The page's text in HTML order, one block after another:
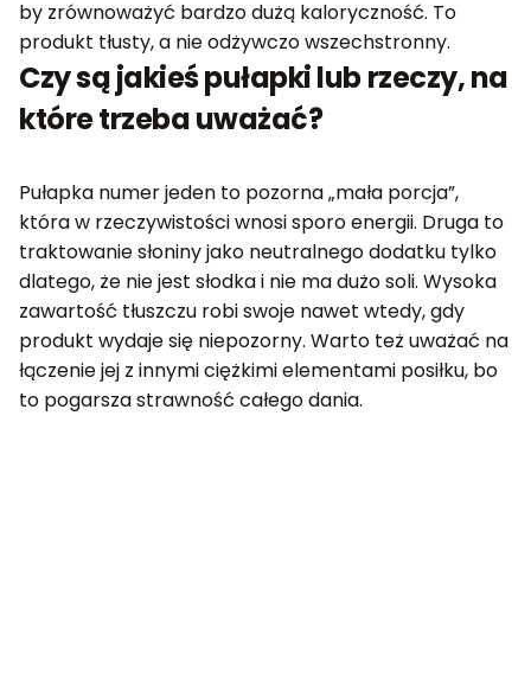
by zrównoważyć bardzo dużą kaloryczność. To
produkt tłusty, a nie odżywczo wszechstronny.
Czy są jakieś pułapki lub rzeczy, na
które trzeba uważać?
Pułapka numer jeden to pozorna „mała porcja”,
która w rzeczywistości wnosi sporo energii. Druga to
traktowanie słoniny jako neutralnego dodatku tylko
dlatego, że nie jest słodka i nie ma dużo soli. Wysoka
zawartość tłuszczu robi swoje nawet wtedy, gdy
produkt wydaje się niepozorny. Warto też uważać na
łączenie jej z innymi ciężkimi elementami posiłku, bo
to pogarsza strawność całego dania.